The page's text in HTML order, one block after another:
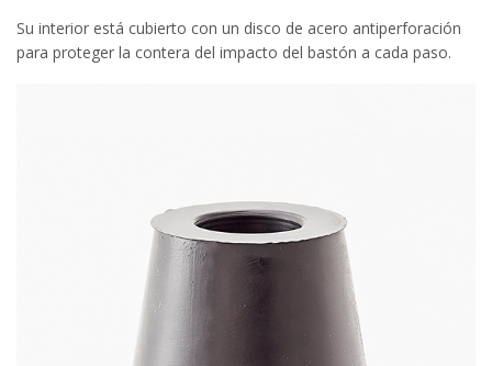
Su interior está cubierto con un disco de acero antiperforación
para proteger la contera del impacto del bastón a cada paso.